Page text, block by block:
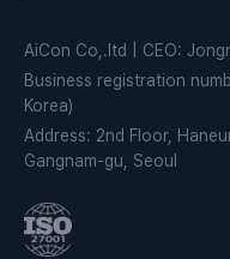
AiCon Co,.ltd CEO:
Business registration
Korea)
Address: 2nd Floor,
Gangnam-gu, Seoul